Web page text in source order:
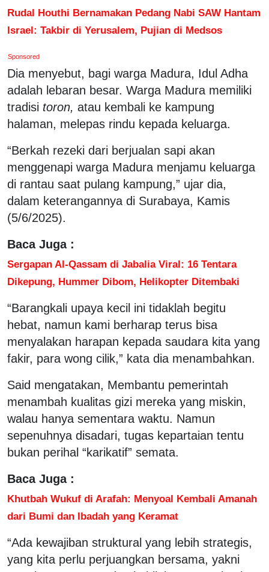
Rudal Houthi Bernamakan Pedang Nabi SAW Hantam
Israel: Takbir di Yerusalem, Pujian di Medsos
Sponsored
Dia menyebut, bagi warga Madura, Idul Adha
adalah lebaran besar. Warga Madura memiliki
tradisi toron, atau kembali ke kampung
halaman, melepas rindu kepada keluarga.
“Berkah rezeki dari berjualan sapi akan
menggenapi warga Madura menjamu keluarga
di rantau saat pulang kampung,” ujar dia,
dalam keterangannya di Surabaya, Kamis
(5/6/2025).
Baca Juga :
Sergapan Al-Qassam di Jabalia Viral: 16 Tentara
Dikepung, Hummer Dibom, Helikopter Ditembaki
“Barangkali upaya kecil ini tidaklah begitu
hebat, namun kami berharap terus bisa
menyalakan harapan kepada saudara kita yang
fakir, para wong cilik,” kata dia menambahkan.
Said mengatakan, Membantu pemerintah
menambah kualitas gizi mereka yang miskin,
walau hanya sementara waktu. Namun
sepenuhnya disadari, tugas kepartaian tentu
bukan perihal “karikatif” semata.
Baca Juga :
Khutbah Wukuf di Arafah: Menyoal Kembali Amanah
dari Bumi dan Ibadah yang Keramat
“Ada kewajiban struktural yang lebih strategis,
yang kita perlu perjuangkan bersama, yakni